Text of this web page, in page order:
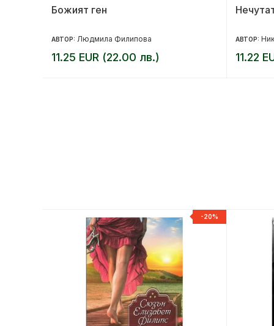
Божият ген
АВТОР: Людмила Филипова
11.25 EUR (22.00 лв.)
АВТОР:
11.22
-20%